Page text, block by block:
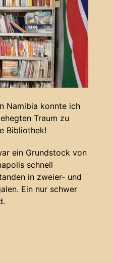
Namibia konnte ich
Traum zu
Bibliothek!
ein Grundstock von
schnell
in zweier- und
Ein nur schwer